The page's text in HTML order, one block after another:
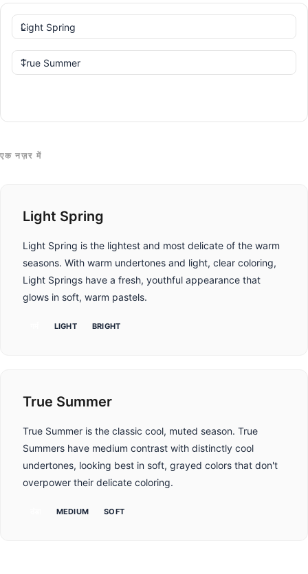
एक नज़र में
Light Spring
Light Spring is the lightest and most delicate of the warm
seasons. With warm undertones and light, clear coloring,
Light Springs have a fresh, youthful appearance that
glows in soft, warm pastels.
LIGHT BRIGHT
True Summer
True Summer is the classic cool, muted season. True
Summers have medium contrast with distinctly cool
undertones, looking best in soft, grayed colors that don't
overpower their delicate coloring.
MEDIUM SOFT